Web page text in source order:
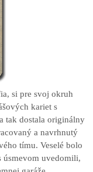
si pre svoj okruh
kariet s
tak dostala originálny
a navrhnutý
tímu. Veselé bolo
úsmevom uvedomili,